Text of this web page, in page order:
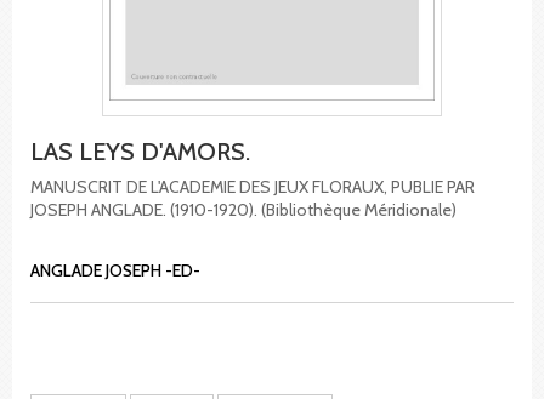
LAS LEYS D'AMORS.
MANUSCRIT DE L'ACADEMIE DES JEUX FLORAUX, PUBLIE PAR
JOSEPH ANGLADE. (1910-1920). (Bibliothèque Méridionale)
ANGLADE JOSEPH -ED-